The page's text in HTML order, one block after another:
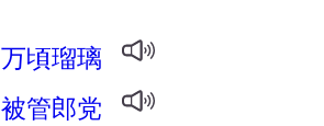
万頃瑠璃
被管郎党